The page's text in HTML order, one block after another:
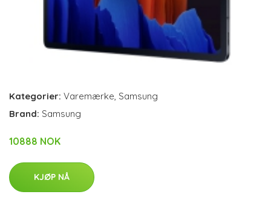
Kategorier: Varemærke Samsung
Brand: Samsung
10888 NOK
KJØP NÅ